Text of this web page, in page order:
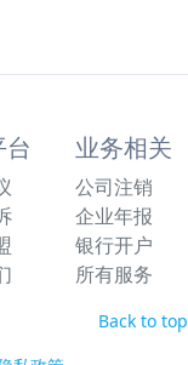
业务相关
公司注销
企业年报
银行开户
所有服务
Back to top